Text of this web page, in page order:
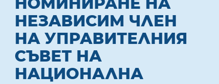
НЕЗАВИСИМ ЧЛЕН
НА УПРАВИТЕЛНИЯ
СЪВЕТ НА
НАЦИОНАЛНА